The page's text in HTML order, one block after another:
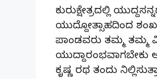
ಕುರುಕ್ಷೇತ್ರದಲ್ಲಿ
ಯುದ್ದೋತ್ಸಾಹದಿಂದ
ಪಾಂಡವರು ತಮ್ಮ ತಮ್ಮ
ಯುದ್ದಾರಂಭವಾಗಬೇಕು
ಕೃಷ್ಣ ರಥ ತಂದು